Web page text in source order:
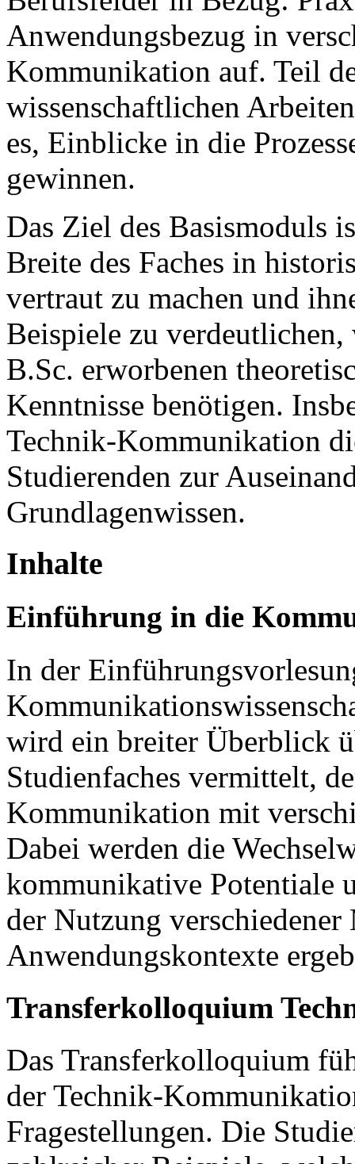
Anwendungsbezug in
Kommunikation auf. Teil
wissenschaftlichen
es, Einblicke in die
gewinnen.
Das Ziel des Basismoduls
Breite des Faches in
vertraut zu machen und
Beispiele zu
B.Sc. erworbenen
Kenntnisse benötigen.
Technik-Kommunikation
Studierenden zur
Grundlagenwissen.
Inhalte
Einführung in die
In der
wird ein breiter Überblick
Studienfaches vermittelt,
Kommunikation mit
Dabei werden die
kommunikative Potentiale
der Nutzung verschiedener
Anwendungskontexte
Transferkolloquium
Das Transferkolloquium
der Technik-
Fragestellungen. Die